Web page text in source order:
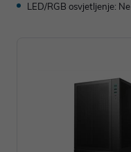
LED/RGB osvjetljenje: Ne